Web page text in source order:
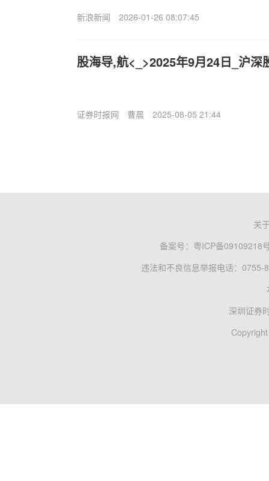
新浪新闻 2026-01-26 08:07:45
股海导,航<_>2025年9月24日_沪深
证券时报网 曹晨 2025-08-05 21:44
关
备案号： 粤ICP备09109218
违法和不良信息举报电话：0755-
深圳证券